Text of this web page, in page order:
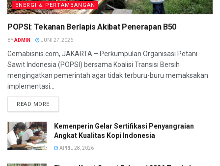
ENERGI & PERTAMBANGAN
POPSI: Tekanan Berlapis Akibat Penerapan B50
BYADMIN JUNI 27, 2026
Gemabisnis.com, JAKARTA – Perkumpulan Organisasi Petani
Sawit Indonesia (POPSI) bersama Koalisi Transisi Bersih
mengingatkan pemerintah agar tidak terburu-buru memaksakan
implementasi...
READ MORE
Kemenperin Gelar Sertifikasi Penyangraian
Angkat Kualitas Kopi Indonesia
APRIL 28, 2026